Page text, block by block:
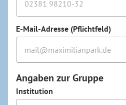
E-Mail-Adresse (Pflichtfeld)
Angaben zur Gruppe
Institution